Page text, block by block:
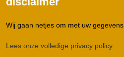
Wij gaan netjes om met uw gegevens.
Lees onze volledige privacy policy.